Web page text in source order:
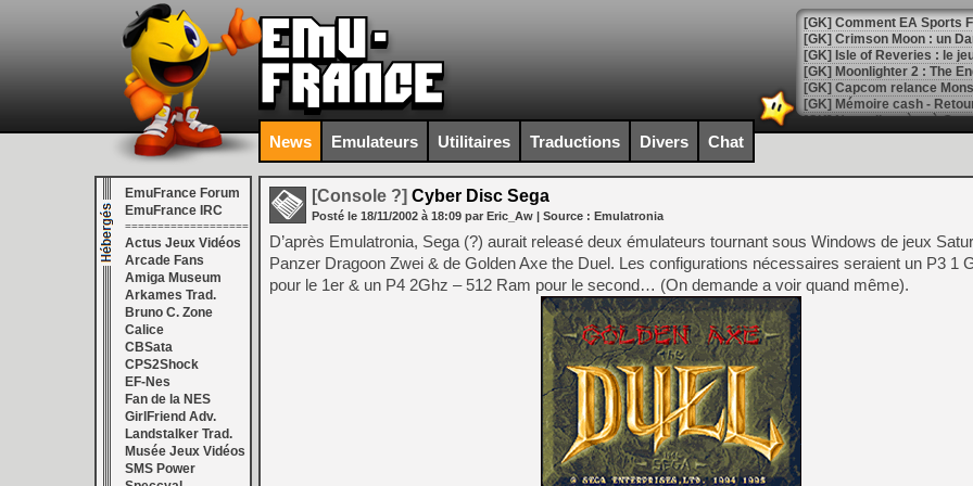
[GK] Comment EA Sports
[GK] Crimson Moon : un
[GK] Isle of Reveries : le
[GK] Moonlighter 2 : The
[GK] Capcom relance
[Mo5] Deux inédits du
[GK] Le beat'em up The
[GK] Endless Legend 2 :
[LS] [PS5] Le WebKit
[GK] Oubliez Crazy Taxi,
[LS] [Switch] NSZ 5.0.0
[GK] No More Room in
[GK] Un chatbot Atelier
[GK] Mémoire cash -
News Emulateurs Utilitaires Traductions Divers Chat
EmuFrance Forum
EmuFrance IRC
===================
Actus Jeux Vidéos
Arcade Fans
Amiga Museum
Arkames Trad.
Bruno C. Zone
Calice
CBSata
CPS2Shock
EF-Nes
Fan de la NES
GirlFriend Adv.
Landstalker Trad.
Musée Jeux Vidéos
SMS Power
[Console ?] Cyber Disc Sega
Posté le 18/11/2002 à 18:09 par Eric_Aw | Source : Emulatronia
D’après Emulatronia, Sega (?) aurait releasé deux émulateurs tournant sous Windows de jeux
Panzer Dragoon Zwei & de Golden Axe the Duel. Les configurations nécessaires seraient un P3 1
pour le 1er & un P4 2Ghz – 512 Ram pour le second… (On demande a voir quand même).